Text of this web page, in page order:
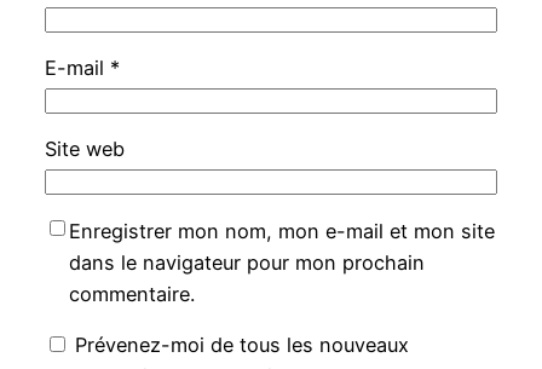
E-mail *
Site web
Enregistrer mon nom, mon e-mail et mon site
dans le navigateur pour mon prochain
commentaire.
Prévenez-moi de tous les nouveaux